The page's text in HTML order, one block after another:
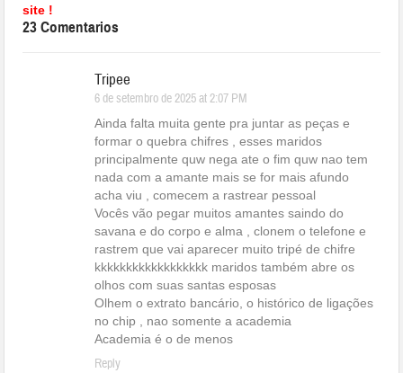
site !
23 Comentarios
Tripee
6 de setembro de 2025 at 2:07 PM
Ainda falta muita gente pra juntar as peças e
formar o quebra chifres , esses maridos
principalmente quw nega ate o fim quw nao tem
nada com a amante mais se for mais afundo
acha viu , comecem a rastrear pessoal
Vocês vão pegar muitos amantes saindo do
savana e do corpo e alma , clonem o telefone e
rastrem que vai aparecer muito tripé de chifre
kkkkkkkkkkkkkkkkkk maridos também abre os
olhos com suas santas esposas
Olhem o extrato bancário, o histórico de ligações
no chip , nao somente a academia
Academia é o de menos
Reply